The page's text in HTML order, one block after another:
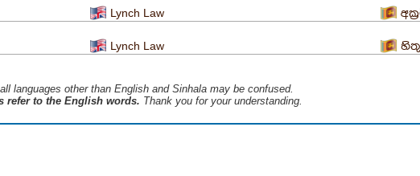
Lynch Law
Lynch Law
languages ​​other than English and Sinhala may be confused.
refer to the English words. Thank you for your understanding.